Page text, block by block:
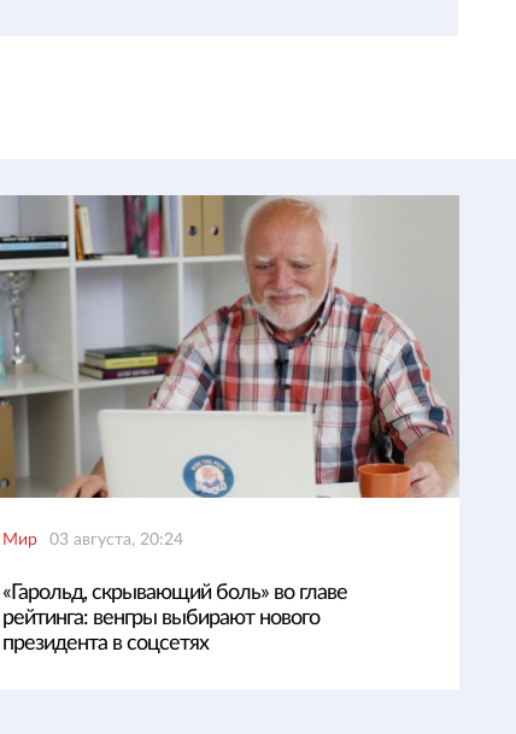
Мир 03 августа, 20:24
«Гарольд, скрывающий боль» во главе
рейтинга: венгры выбирают нового
президента в соцсетях